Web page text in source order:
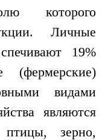
которого
Личные
19%
(фермерские)
видами
являются
зерно,